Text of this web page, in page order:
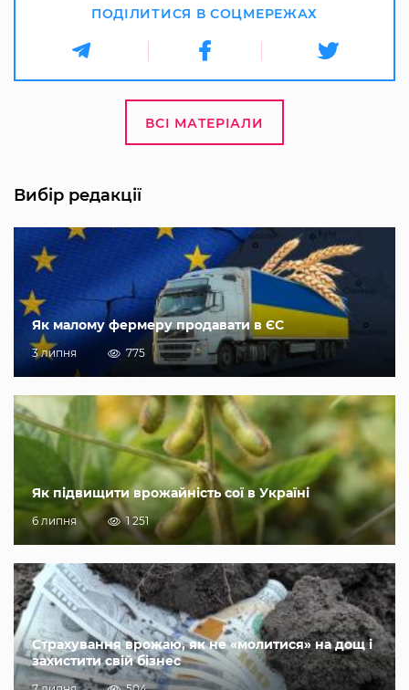
ПОДІЛИТИСЯ В СОЦМЕРЕЖАХ
ВСІ МАТЕРІАЛИ
Вибір редакції
Як малому фермеру продавати в ЄС
3 липня 775
Як підвищити врожайність сої в Україні
6 липня 1 251
Страхування врожаю, як не «молитися» на дощ і
захистити свій бізнес